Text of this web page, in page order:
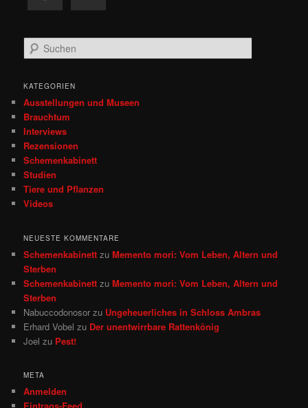
u
h
n
KATEGORIEN
Ausstellungen und Museen
Brauchtum
Interviews
Rezensionen
Schemenkabinett
Studien
Tiere und Pflanzen
Videos
NEUESTE KOMMENTARE
Schemenkabinett zuMemento mori: Vom Leben, Altern und
Sterben
Schemenkabinett zuMemento mori: Vom Leben, Altern und
Sterben
Nabuccodonosor zu Ungeheuerliches in Schloss Ambras
Erhard Vobel zu Der unentwirrbare Rattenkönig
Joel zu Pest!
META
Anmelden